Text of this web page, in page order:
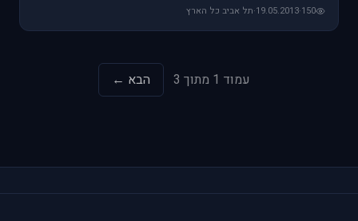
150
·
19.05.2013
·תל אביב כל הארץ
עמוד 1 מתוך 3 הבא ←